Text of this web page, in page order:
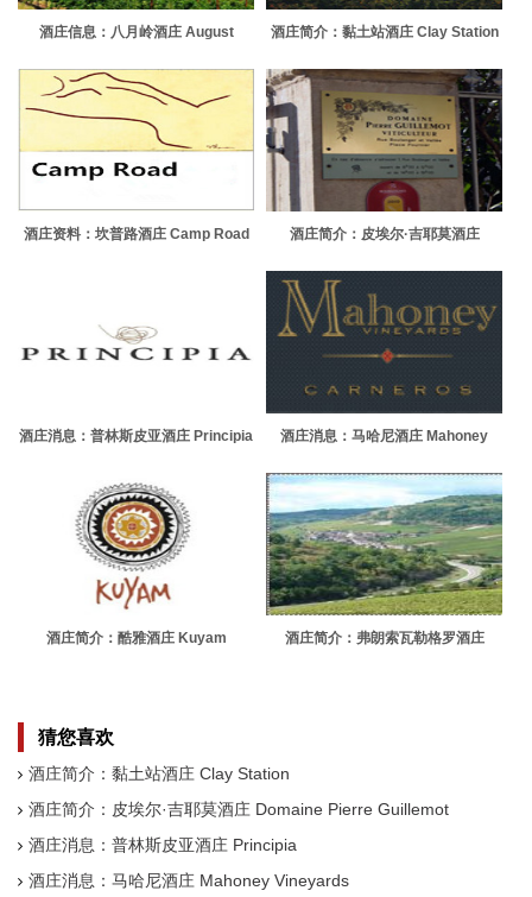
酒庄信息：八月岭酒庄 August
酒庄简介：黏土站酒庄 Clay Station
酒庄资料：坎普路酒庄 Camp Road
酒庄简介：皮埃尔·吉耶莫酒庄
酒庄消息：普林斯皮亚酒庄 Principia
酒庄消息：马哈尼酒庄 Mahoney
酒庄简介：酷雅酒庄 Kuyam
酒庄简介：弗朗索瓦勒格罗酒庄
猜您喜欢
酒庄简介：黏土站酒庄 Clay Station
酒庄简介：皮埃尔·吉耶莫酒庄 Domaine Pierre Guillemot
酒庄消息：普林斯皮亚酒庄 Principia
酒庄消息：马哈尼酒庄 Mahoney Vineyards